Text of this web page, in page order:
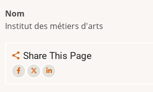
Nom
Institut des métiers d'arts
Share This Page